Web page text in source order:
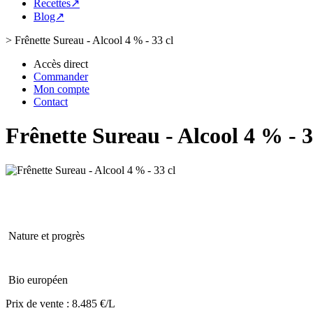
Recettes↗
Blog↗
> Frênette Sureau - Alcool 4 % - 33 cl
Accès direct
Commander
Mon compte
Contact
Frênette Sureau - Alcool 4 % -
Nature et progrès
Bio européen
Prix de vente : 8.485 €/L